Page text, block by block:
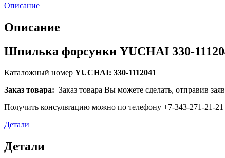
Описание
Описание
Шпилька форсунки YUCHAI 330-
Каталожный номер YUCHAI: 330-1112041
Заказ товара: Заказ товара Вы можете сделать, отправив
Получить консультацию можно по телефону +7-343-271-21-21
Детали
Детали